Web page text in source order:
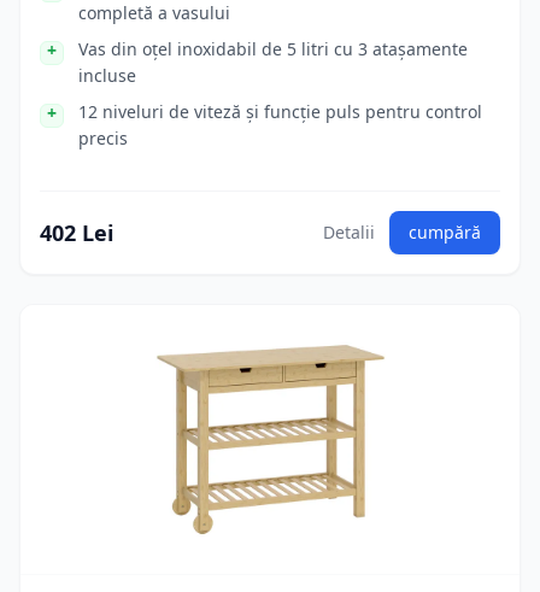
completă a vasului
Vas din oțel inoxidabil de 5 litri cu 3 atașamente
incluse
12 niveluri de viteză și funcție puls pentru control
precis
402 Lei Detalii cumpără